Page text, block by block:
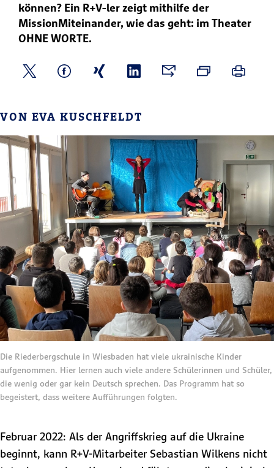
können? Ein R+V-ler zeigt mithilfe der
MissionMiteinander, wie das geht: im Theater
OHNE WORTE.
VON EVA KUSCHFELDT
Die Riederbergschule in Wiesbaden hat viele ukrainische Kinder
aufgenommen. Hier lernen auch viele andere Schülerinnen und Schüler,
die wenig oder gar kein Deutsch sprechen. Das Programm hat so
begeistert, dass weitere Aufführungen folgten.
Februar 2022: Als der Angriffskrieg auf die Ukraine
beginnt, kann R+V-Mitarbeiter Sebastian Wilkens nicht